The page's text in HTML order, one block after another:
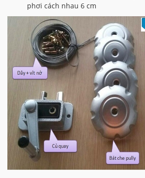
phơi cách nhau 6 cm